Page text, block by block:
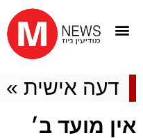
דעה אישית»
אין מועד ב׳